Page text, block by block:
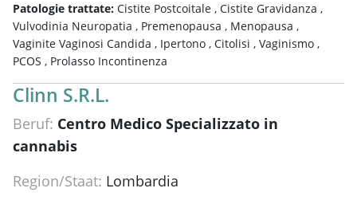
Patologie trattate: Cistite Postcoitale , Cistite Gravidanza ,
Vulvodinia Neuropatia , Premenopausa , Menopausa ,
Vaginite Vaginosi Candida , Ipertono , Citolisi , Vaginismo ,
PCOS , Prolasso Incontinenza
Clinn S.R.L.
Beruf: Centro Medico Specializzato in
cannabis
Region/Staat: Lombardia